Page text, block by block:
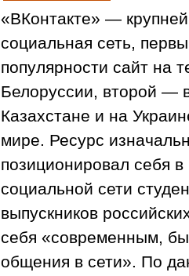
«ВКонтакте» —
социальная сеть,
популярности сайт на
Белоруссии, второй —
Казахстане и на
мире. Ресурс
позиционировал себя в
социальной сети
выпускников
себя «современным,
общения в сети». По